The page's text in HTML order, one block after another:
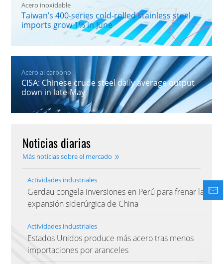
Acero inoxidable
Taiwan’s 400-series cold-rolled stainless steel
imports grow 1% in June
Acero al carbono
CISA: Chinese crude steel daily average output
down in late-May
Noticias diarias
Más noticias sobre el mercado
Actividades industriales
Gerdau congela inversiones en Perú para frenar la
expansión siderúrgica de China
Actividades industriales
Estados Unidos produce más acero tras menos
importaciones por aranceles